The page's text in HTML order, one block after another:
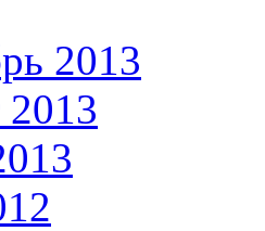
2013
2013